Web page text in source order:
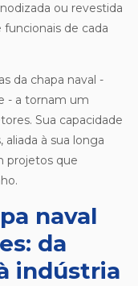
ou revestida
de cada
da chapa naval -
- a tornam um
Sua capacidade
aliada à sua longa
projetos que
naval
da
indústria